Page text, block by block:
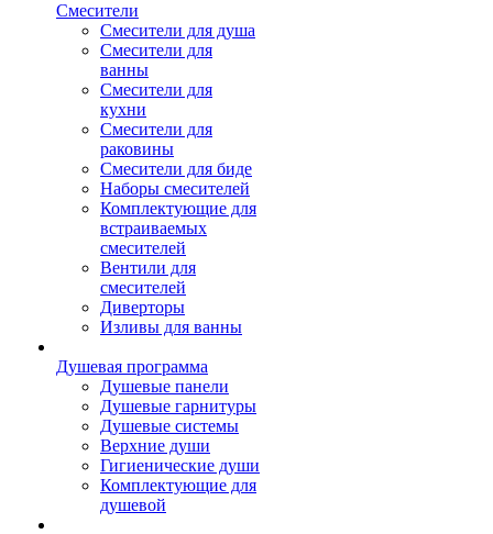
Смесители
Смесители для душа
Смесители для
ванны
Смесители для
кухни
Смесители для
раковины
Смесители для биде
Наборы смесителей
Комплектующие для
встраиваемых
смесителей
Вентили для
смесителей
Диверторы
Изливы для ванны
Душевая программа
Душевые панели
Душевые гарнитуры
Душевые системы
Верхние души
Гигиенические души
Комплектующие для
душевой